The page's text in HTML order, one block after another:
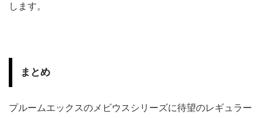
します。
まとめ
プルームエックスのメビウスシリーズに待望のレギュラー